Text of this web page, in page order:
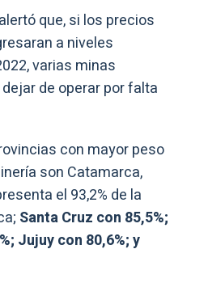
que, si los precios
a niveles
varias minas
de operar por falta
con mayor peso
son Catamarca,
el 93,2% de la
Santa Cruz con 85,5%;
Jujuy con 80,6%; y